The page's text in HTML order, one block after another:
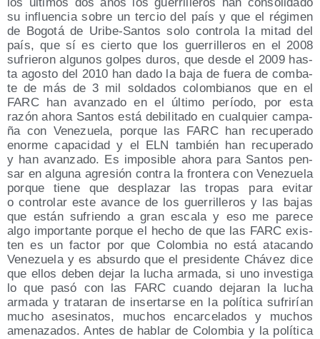
su influen­cia sobre un ter­cio del país y que el régi­men
de Bogo­tá de Uri­be-San­tos solo con­tro­la la mitad del
país, que sí es cier­to que los gue­rri­lle­ros en el 2008
sufrie­ron algu­nos gol­pes duros, que des­de el 2009 has­
ta agos­to del 2010 han dado la baja de fue­ra de com­ba­
te de más de 3 mil sol­da­dos colom­bia­nos que en el
FARC han avan­za­do en el últi­mo perío­do, por esta
razón aho­ra San­tos está debi­li­ta­do en cual­quier cam­pa­
ña con Vene­zue­la, por­que las FARC han recu­pe­ra­do
enor­me capa­ci­dad y el ELN tam­bién han recu­pe­ra­do
y han avan­za­do. Es impo­si­ble aho­ra para San­tos pen­
sar en algu­na agre­sión con­tra la fron­te­ra con Vene­zue­la
por­que tie­ne que des­pla­zar las tro­pas para evi­tar
o con­tro­lar este avan­ce de los gue­rri­lle­ros y las bajas
que están sufrien­do a gran esca­la y eso me pare­ce
algo impor­tan­te por­que el hecho de que las FARC exis­
ten es un fac­tor por que Colom­bia no está ata­can­do
Vene­zue­la y es absur­do que el pre­si­den­te Chá­vez dice
que ellos deben dejar la lucha arma­da, si uno inves­ti­ga
lo que pasó con las FARC cuan­do deja­ran la lucha
arma­da y tra­ta­ran de inser­tar­se en la polí­ti­ca sufri­rían
mucho ase­si­na­tos, muchos encar­ce­la­dos y muchos
ame­na­za­dos. Antes de hablar de Colom­bia y la polí­ti­ca